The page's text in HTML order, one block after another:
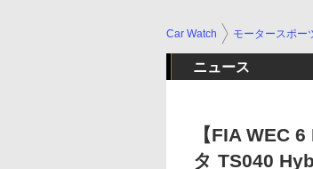
Car Watch モータースポー
ニュース
【FIA WEC
タ TS040